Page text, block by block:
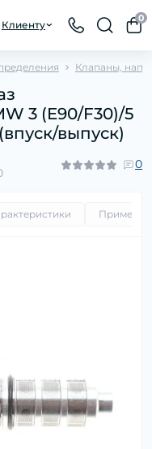
Клиенту
0
Клапаны,
3 (E90/F30)/5
выпуск)
0